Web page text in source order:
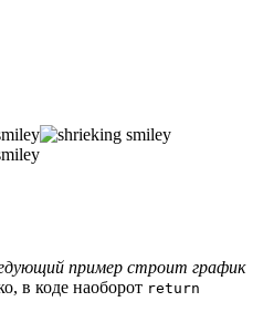
пример строит график
в коде наоборот return